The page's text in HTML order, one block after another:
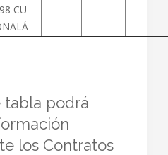
CU
tabla podrá
los Contratos